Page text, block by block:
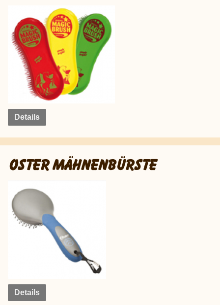
Details
OSTER MÄHNENBÜRSTE
Details